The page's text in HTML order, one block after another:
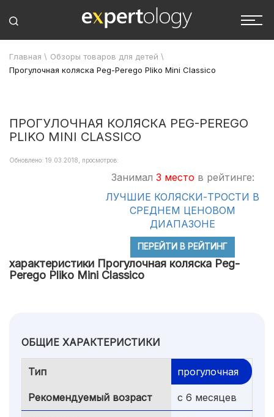
Главная \ Обзоры товаров для детей \
Прогулочная коляска Peg-Perego Pliko Mini Classico
ПРОГУЛОЧНАЯ КОЛЯСКА PEG-PEREGO
PLIKO MINI CLASSICO
Обновлено: 19.03.2018, просмотров:
Занимал 3 место в рейтинге:
ЛУЧШИЕ КОЛЯСКИ-ТРОСТИ В
СРЕДНЕМ ЦЕНОВОМ
ДИАПАЗОНЕ
ПЕРЕЙТИ В РЕЙТИНГ
характеристики Прогулочная коляска Peg-
Perego Pliko Mini Classico
ОБЩИЕ ХАРАКТЕРИСТИКИ
Тип прогулочная
Рекомендуемый возраст с 6 месяцев